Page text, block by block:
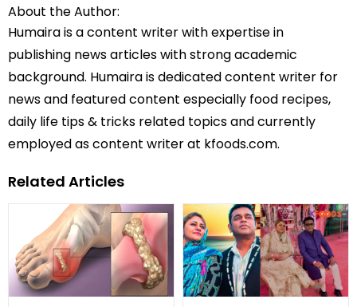
About the Author:
Humaira is a content writer with expertise in
publishing news articles with strong academic
background. Humaira is dedicated content writer for
news and featured content especially food recipes,
daily life tips & tricks related topics and currently
employed as content writer at kfoods.com.
Related Articles